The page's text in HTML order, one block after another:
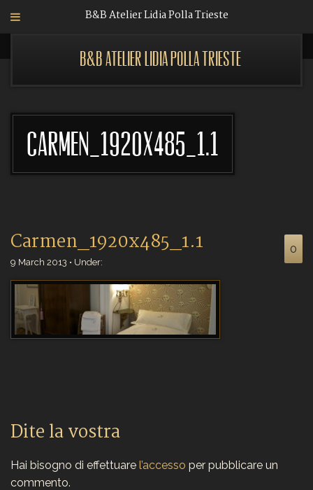
B&B Atelier Lidia Polla Trieste
B&B Atelier Lidia Polla Trieste
Carmen_1920x485_1.1
Carmen_1920x485_1.1
9 March 2013 • Under:
0
Dite la vostra
Hai bisogno di effettuare l’accesso per pubblicare un
commento.